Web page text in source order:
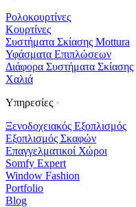
Ρολοκουρτίνες
Κουρτίνες
Συστήματα Σκίασης Mottura
Υφάσματα Επιπλώσεων
Διάφορα Συστήματα Σκίασης
Χαλιά
Υπηρεσίες •
Ξενοδοχειακός Εξοπλισμός
Εξοπλισμός Σκαφών
Επαγγελματικοί Χώροι
Somfy Expert
Window Fashion
Portfolio
Blog